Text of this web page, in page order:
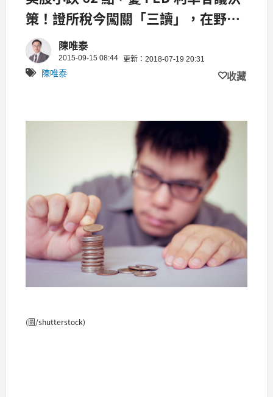
策！證所稅今闖關「三讀」，在野黨
竟然揚言要...
陳唯泰
2015-09-15 08:44 更新：2018-07-19 20:31
陳唯泰 收藏
(圖/shutterstock)